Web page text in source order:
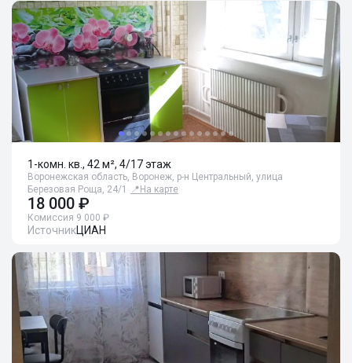
1-комн. кв., 42 м², 4/17 этаж
Воронежская область, Воронеж, р-н Центральный, улица
Березовая Роща, 24/1
📍 На карте
18 000 ₽
Комиссия 9 000 ₽
ИсточникЦИАН